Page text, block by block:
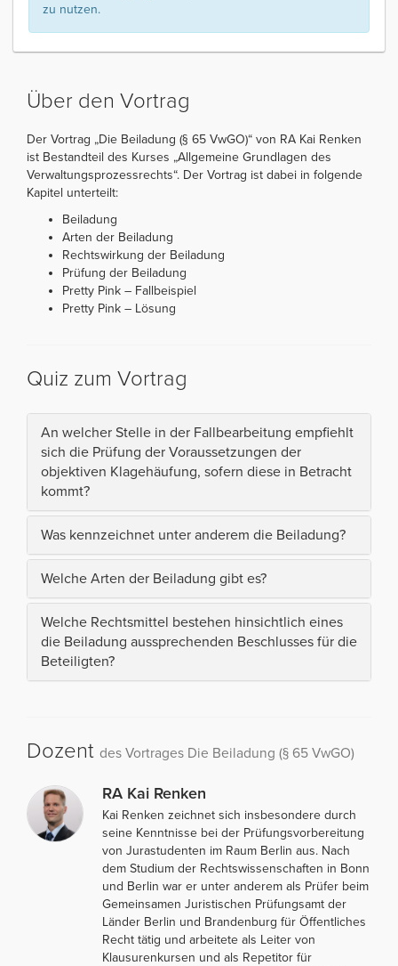
zu nutzen.
Über den Vortrag
Der Vortrag „Die Beiladung (§ 65 VwGO)“ von RA Kai Renken
ist Bestandteil des Kurses „Allgemeine Grundlagen des
Verwaltungsprozessrechts“. Der Vortrag ist dabei in folgende
Kapitel unterteilt:
Beiladung
Arten der Beiladung
Rechtswirkung der Beiladung
Prüfung der Beiladung
Pretty Pink – Fallbeispiel
Pretty Pink – Lösung
Quiz zum Vortrag
An welcher Stelle in der Fallbearbeitung empfiehlt
sich die Prüfung der Voraussetzungen der
objektiven Klagehäufung, sofern diese in Betracht
kommt?
Was kennzeichnet unter anderem die Beiladung?
Welche Arten der Beiladung gibt es?
Welche Rechtsmittel bestehen hinsichtlich eines
die Beiladung aussprechenden Beschlusses für die
Beteiligten?
Dozent des Vortrages Die Beiladung (§ 65 VwGO)
RA Kai Renken
Kai Renken zeichnet sich insbesondere durch
seine Kenntnisse bei der Prüfungsvorbereitung
von Jurastudenten im Raum Berlin aus. Nach
dem Studium der Rechtswissenschaften in Bonn
und Berlin war er unter anderem als Prüfer beim
Gemeinsamen Juristischen Prüfungsamt der
Länder Berlin und Brandenburg für Öffentliches
Recht tätig und arbeitete als Leiter von
Klausurenkursen und als Repetitor für